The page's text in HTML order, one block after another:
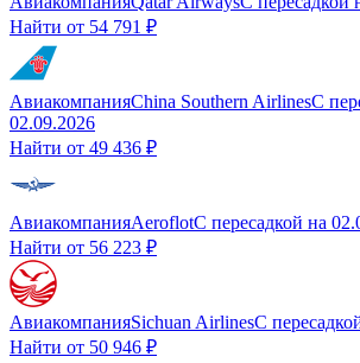
Найти от 54 791 ₽
АвиакомпанияChina Southern AirlinesС
02.09.2026
Найти от 49 436 ₽
АвиакомпанияAeroflotС пересадкой на
Найти от 56 223 ₽
АвиакомпанияSichuan AirlinesС
Найти от 50 946 ₽